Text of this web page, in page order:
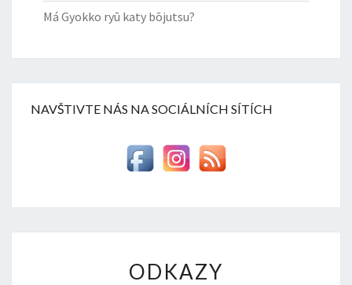
Má Gyokko ryū katy bōjutsu?
NAVŠTIVTE NÁS NA SOCIÁLNÍCH SÍTÍCH
ODKAZY